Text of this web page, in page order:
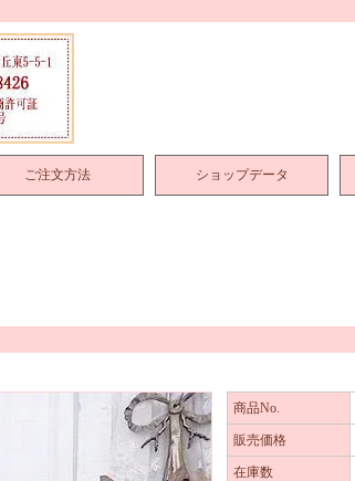
ご注文方法 ショップデータ
商品No.
販売価格
在庫数